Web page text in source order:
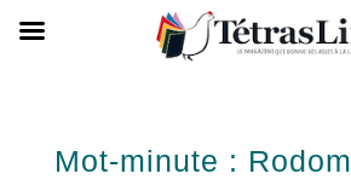
Mot-minute :